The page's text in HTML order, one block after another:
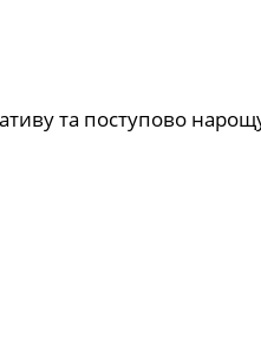
та поступово